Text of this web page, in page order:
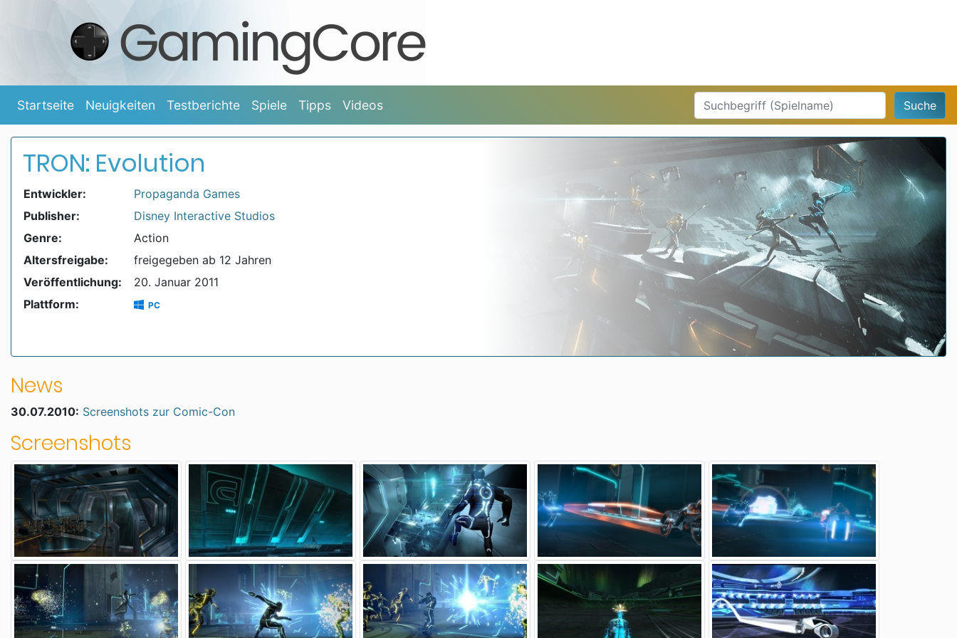
Startseite Neuigkeiten Testberichte Spiele Tipps Videos Suche
TRON: Evolution
Entwickler:
Propaganda Games
Publisher:
Disney Interactive Studios
Genre:
Action
Altersfreigabe:
freigegeben ab 12 Jahren
Veröffentlichung:
20. Januar 2011
Plattform:
PC
News
30.07.2010: Screenshots zur Comic-Con
Screenshots